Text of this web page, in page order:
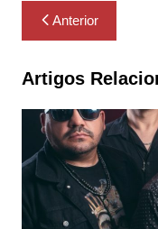
Navegação
de
Post
Anterior
Artigos